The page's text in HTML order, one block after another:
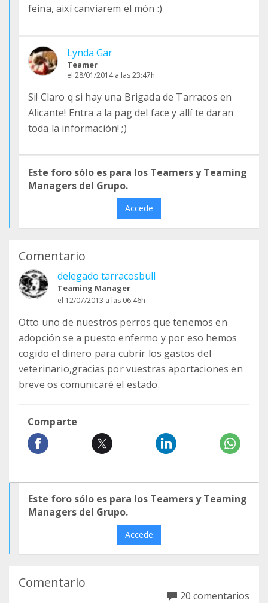
feina, així canviarem el món :)
Lynda Gar
Teamer
el 28/01/2014 a las 23:47h
Si! Claro q si hay una Brigada de Tarracos en
Alicante! Entra a la pag del face y allí te daran
toda la información! ;)
Este foro sólo es para los Teamers y Teaming
Managers del Grupo.
Accede
Comentario
delegado tarracosbull
Teaming Manager
el 12/07/2013 a las 06:46h
Otto uno de nuestros perros que tenemos en
adopción se a puesto enfermo y por eso hemos
cogido el dinero para cubrir los gastos del
veterinario,gracias por vuestras aportaciones en
breve os comunicaré el estado.
Comparte
Este foro sólo es para los Teamers y Teaming
Managers del Grupo.
Accede
Comentario
20 comentarios